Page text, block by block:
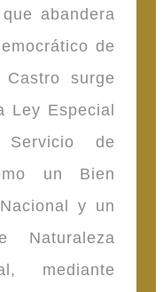
abandera
de
Castro surge
Ley Especial
de
un Bien
y un
Naturaleza
mediante